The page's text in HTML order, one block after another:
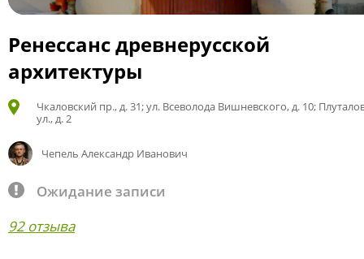
Ренессанс древнерусской
архитектуры
Чкаловский пр., д. 31; ул. Всеволода Вишневского, д. 10;
ул., д. 2
Чепель Александр Иванович
Ожидание записи
92 отзыва